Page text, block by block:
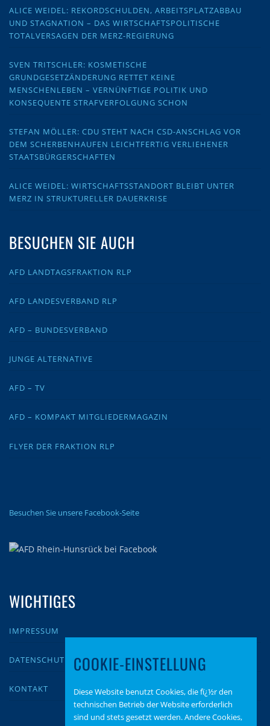
ALICE WEIDEL: REKORDSCHULDEN, ARBEITSPLATZABBAU
UND STAGNATION – DAS WIRTSCHAFTSPOLITISCHE
TOTALVERSAGEN DER MERZ-REGIERUNG
SVEN TRITSCHLER: KOSMETISCHE
GRUNDGESETZÄNDERUNG RETTET KEINE
MENSCHENLEBEN – VERNÜNFTIGE POLITIK UND
KONSEQUENTE STRAFVERFOLGUNG SCHON
STEFAN MÖLLER: CDU STEHT NACH CSD-ANSCHLAG VOR
DEM SCHERBENHAUFEN LEICHTFERTIG VERLIEHENER
STAATSBÜRGERSCHAFTEN
ALICE WEIDEL: WIRTSCHAFTSSTANDORT BLEIBT UNTER
MERZ IN STRUKTURELLER DAUERKRISE
BESUCHEN SIE AUCH
AFD LANDTAGSFRAKTION RLP
AFD LANDESVERBAND RLP
AFD – BUNDESVERBAND
JUNGE ALTERNATIVE
AFD – TV
AFD – KOMPAKT MITGLIEDERMAGAZIN
FLYER DER FRAKTION RLP
Besuchen Sie unsere Facebook-Seite
WICHTIGES
IMPRESSUM
DATENSCHUTZ
KONTAKT
COOKIE-EINSTELLUNG
Diese Website benutzt Cookies, die fï¿½r den
technischen Betrieb der Website erforderlich
sind und stets gesetzt werden. Andere Cookies,